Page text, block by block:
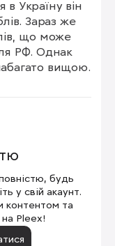
в Україну він
Зараз же
що може
РФ. Однак
вищою.
будь
у свій акаунт.
контентом та
на Pleex!